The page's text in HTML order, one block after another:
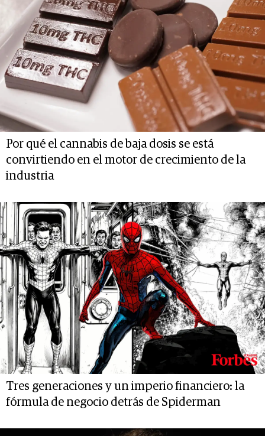
Por qué el cannabis de baja dosis se está
convirtiendo en el motor de crecimiento de la
industria
Tres generaciones y un imperio financiero: la
fórmula de negocio detrás de Spiderman